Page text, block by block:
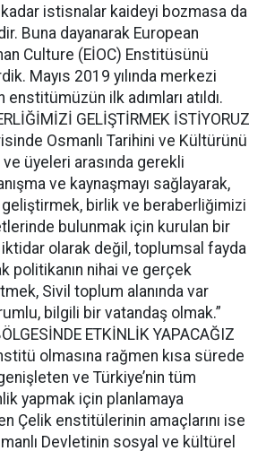
istisnalar kaideyi bozmasa da
Buna dayanarak European
Culture (EİOC) Enstitüsünü
Mayıs 2019 yılında merkezi
ilk adımları atıldı.
GELİŞTİRMEK İSTİYORUZ
Osmanlı Tarihini ve Kültürünü
üyeleri arasında gerekli
ve kaynaşmayı sağlayarak,
birlik ve beraberliğimizi
bulunmak için kurulan bir
olarak değil, toplumsal fayda
politikanın nihai ve gerçek
Sivil toplum alanında var
bilgili bir vatandaş olmak.”
ETKİNLİK YAPACAĞIZ
olmasına rağmen kısa sürede
ve Türkiye’nin tüm
yapmak için planlamaya
Çelik enstitülerinin amaçlarını ise
Devletinin sosyal ve kültürel